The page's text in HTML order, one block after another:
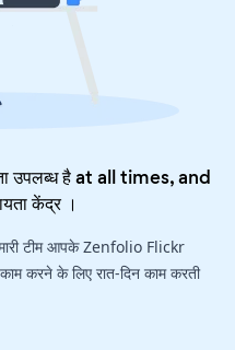
उपलब्ध है at all times, and
केंद्र।
टीम आपके Zenfolio Flickr
करने के लिए रात-दिन काम करती